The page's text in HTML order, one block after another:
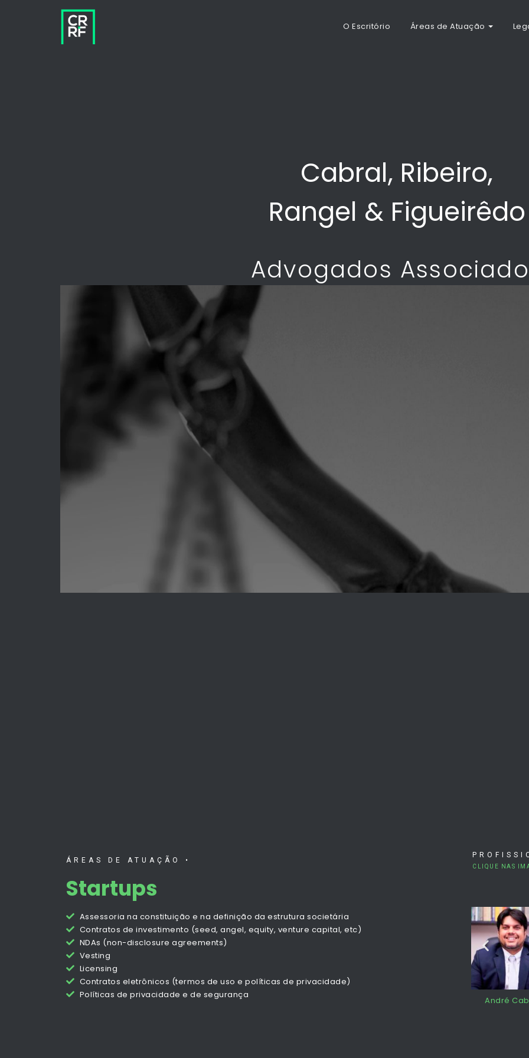
O Escritório Áreas de Atuação
Cabral, Ribeiro,
Rangel & Figueirêdo
Advogados
ÁREAS DE ATUAÇÃO •
Startups
Assessoria na constituição e na definição da estrutura societária
Contratos de investimento (seed, angel, equity, venture capital, etc)
NDAs (non-disclosure agreements)
Vesting
Licensing
Contratos eletrônicos (termos de uso e políticas de privacidade)
Políticas de privacidade e de segurança
CLIQUE NAS
André Cabral André